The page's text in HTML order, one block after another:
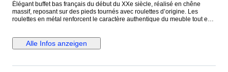
Élégant buffet bas français du début du XXe siècle, réalisé en chêne
massif, reposant sur des pieds tournés avec roulettes d’origine. Les
roulettes en métal renforcent le caractère authentique du meuble tout en
sont montées sur des charnières métalliques anciennes, solides et
parfaitement fonctionnelles, témoignant d’un beau savoir-faire. L’intérieur
façonnée apportant une touche décorative distinctive. Le veinage du
Alle Infos anzeigen